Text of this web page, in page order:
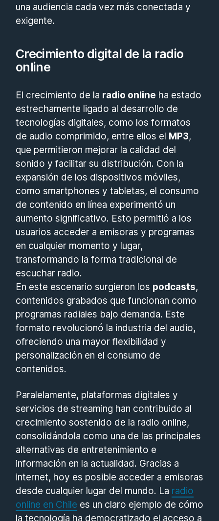
una audiencia cada vez más conectada y
exigente.
Crecimiento digital de la radio
online
El crecimiento de la radio online ha estado
estrechamente ligado al desarrollo de
tecnologías digitales, como los formatos
de audio comprimido, entre ellos el MP3,
que permitieron mejorar la calidad del
sonido y facilitar su distribución. Con la
expansión de los dispositivos móviles,
como smartphones y tabletas, el consumo
de contenido en línea experimentó un
aumento significativo. Esto permitió a los
usuarios acceder a emisoras y programas
en cualquier momento y lugar,
transformando la forma tradicional de
escuchar radio.
En este escenario surgieron los podcasts,
contenidos grabados que funcionan como
programas radiales bajo demanda. Este
formato revolucionó la industria del audio,
ofreciendo una mayor flexibilidad y
personalización en el consumo de
contenidos.
Paralelamente, plataformas digitales y
servicios de streaming han contribuido al
crecimiento sostenido de la radio online,
consolidándola como una de las principales
alternativas de entretenimiento e
información en la actualidad. Gracias a
internet, hoy es posible acceder a emisoras
desde cualquier lugar del mundo. La radio
online en Chile es un claro ejemplo de cómo
la tecnología ha democratizado el acceso a